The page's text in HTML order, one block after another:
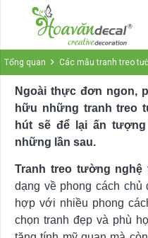
Tổng quan Các mẫu tranh treo
Ngoài thực đơn ngon,
hữu những tranh treo
hút sẽ để lại ấn
những lần sau.
Tranh treo tường nghệ
dạng về phong cách
hợp với nhiều phong
chọn tranh đẹp và phù